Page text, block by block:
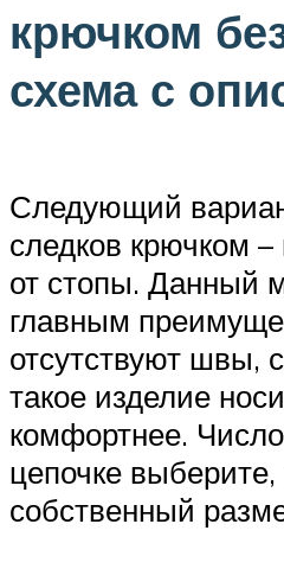
крючком
схема с
Следующий
следков крючком –
от стопы. Данный
главным
отсутствуют швы,
такое изделие
комфортнее.
цепочке
собственный